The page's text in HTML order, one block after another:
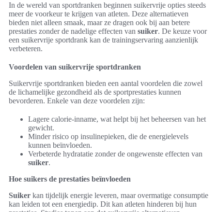
In de wereld van sportdranken beginnen suikervrije opties steeds
meer de voorkeur te krijgen van atleten. Deze alternatieven
bieden niet alleen smaak, maar ze dragen ook bij aan betere
prestaties zonder de nadelige effecten van suiker. De keuze voor
een suikervrije sportdrank kan de trainingservaring aanzienlijk
verbeteren.
Voordelen van suikervrije sportdranken
Suikervrije sportdranken bieden een aantal voordelen die zowel
de lichamelijke gezondheid als de sportprestaties kunnen
bevorderen. Enkele van deze voordelen zijn:
Lagere calorie-inname, wat helpt bij het beheersen van het
gewicht.
Minder risico op insulinepieken, die de energielevels
kunnen beïnvloeden.
Verbeterde hydratatie zonder de ongewenste effecten van
suiker.
Hoe suikers de prestaties beïnvloeden
Suiker kan tijdelijk energie leveren, maar overmatige consumptie
kan leiden tot een energiedip. Dit kan atleten hinderen bij hun